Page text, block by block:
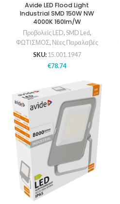
Avide LED Flood Light
Industrial SMD 150W NW
4000K 160lm/W
Προβολείς LED, SMD Led,
ΦΩΤΙΣΜΟΣ, Νέες Παραλαβές
SKU: 15.001.1947
€78.74